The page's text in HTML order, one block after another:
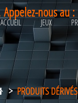
Appelez-nous au :
ACCUEIL JEUX
> PRODUITS DÉRIVÉS